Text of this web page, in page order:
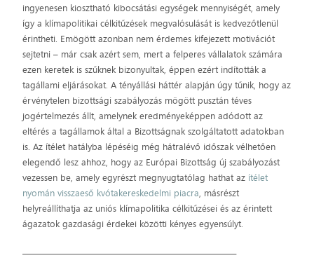
ingyenesen kiosztható kibocsátási egységek mennyiségét, amely
így a klímapolitikai célkitűzések megvalósulását is kedvezőtlenül
érintheti. Emögött azonban nem érdemes kifejezett motivációt
sejtetni – már csak azért sem, mert a felperes vállalatok számára
ezen keretek is szűknek bizonyultak, éppen ezért indították a
tagállami eljárásokat. A tényállási háttér alapján úgy tűnik, hogy az
érvénytelen bizottsági szabályozás mögött pusztán téves
jogértelmezés állt, amelynek eredményeképpen adódott az
eltérés a tagállamok által a Bizottságnak szolgáltatott adatokban
is. Az ítélet hatályba lépéséig még hátralévő időszak vélhetően
elegendő lesz ahhoz, hogy az Európai Bizottság új szabályozást
vezessen be, amely egyrészt megnyugtatólag hathat az ítélet
nyomán visszaeső kvótakereskedelmi piacra, másrészt
helyreállíthatja az uniós klímapolitika célkitűzései és az érintett
ágazatok gazdasági érdekei közötti kényes egyensúlyt.